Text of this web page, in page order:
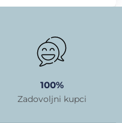
100%
Zadovoljni kupci